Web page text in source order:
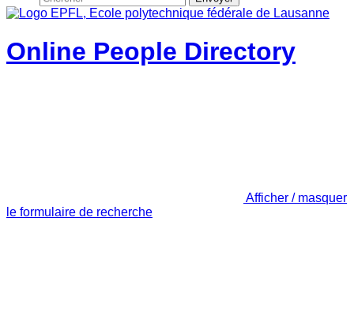
Online People Directory
Afficher / masquer
le formulaire de recherche